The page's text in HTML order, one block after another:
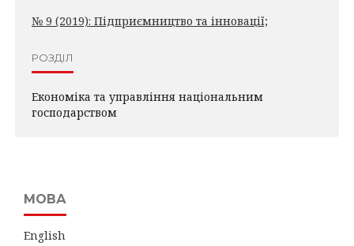
№ 9 (2019): Підприємництво та інновації;
РОЗДІЛ
Економіка та управління національним
господарством
МОВА
English